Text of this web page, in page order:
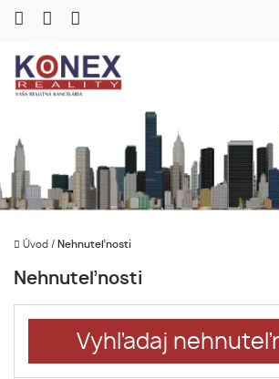
Úvod / Nehnuteľnosti
Nehnuteľnosti
Vyhľadaj